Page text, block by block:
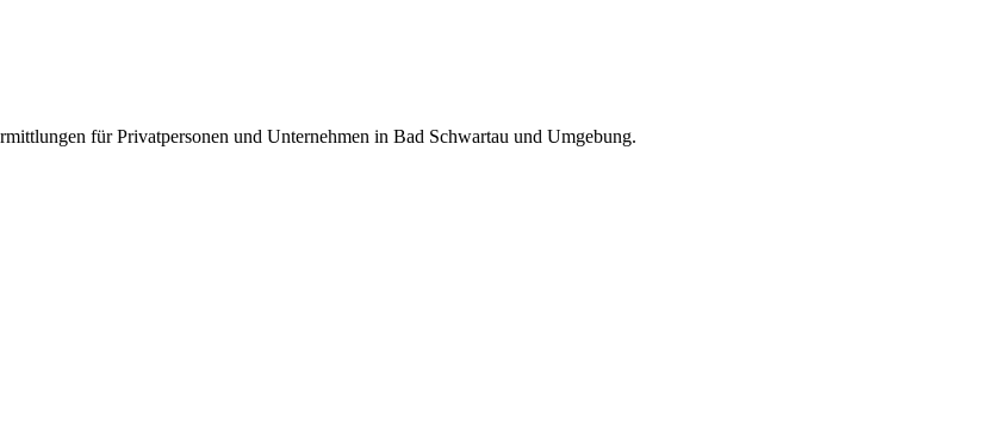
für Privatpersonen und Unternehmen in Bad Schwartau und Umgebung.